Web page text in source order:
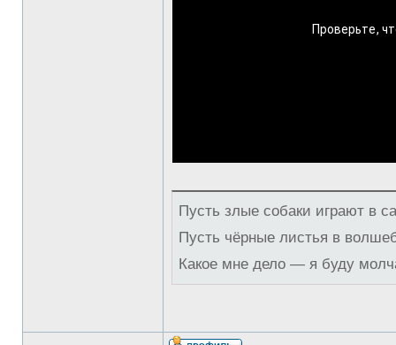
Пусть злые собаки играют в
Пусть чёрные листья в
Какое мне дело — я буду